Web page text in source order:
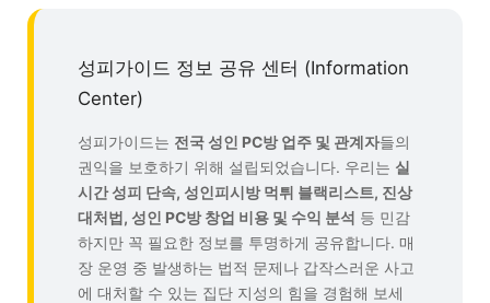
성피가이드 정보 공유 센터 (Information
Center)
성피가이드는 전국 성인 PC방 업주 및 관계자들의
권익을 보호하기 위해 설립되었습니다. 우리는 실
시간 성피 단속, 성인피시방 먹튀 블랙리스트, 진상
대처법, 성인 PC방 창업 비용 및 수익 분석 등 민감
하지만 꼭 필요한 정보를 투명하게 공유합니다. 매
장 운영 중 발생하는 법적 문제나 갑작스러운 사고
에 대처할 수 있는 집단 지성의 힘을 경험해 보세